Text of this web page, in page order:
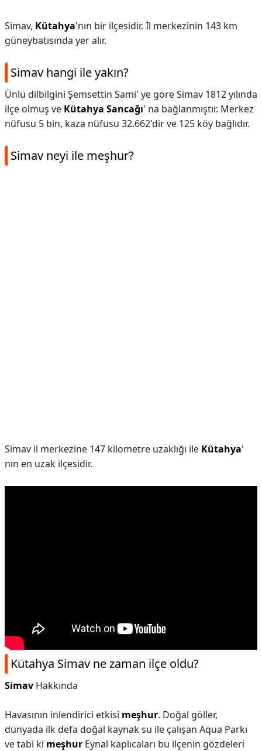
Simav, Kütahya'nın bir ilçesidir. İl merkezinin 143 km
güneybatısında yer alır.
Simav hangi ile yakın?
Ünlü dilbilgini Şemsettin Sami' ye göre Simav 1812 yılında
ilçe olmuş ve Kütahya Sancağı' na bağlanmıştır. Merkez
nüfusu 5 bin, kaza nüfusu 32.662'dir ve 125 köy bağlıdır.
Simav neyi ile meşhur?
Simav il merkezine 147 kilometre uzaklığı ile Kütahya'
nın en uzak ilçesidir.
Kütahya Simav ne zaman ilçe oldu?
Simav Hakkında
Havasının inlendirici etkisi meşhur. Doğal göller,
dünyada ilk defa doğal kaynak su ile çalışan Aqua Parkı
ve tabi ki meşhur Eynal kaplıcaları bu ilçenin gözdeleri